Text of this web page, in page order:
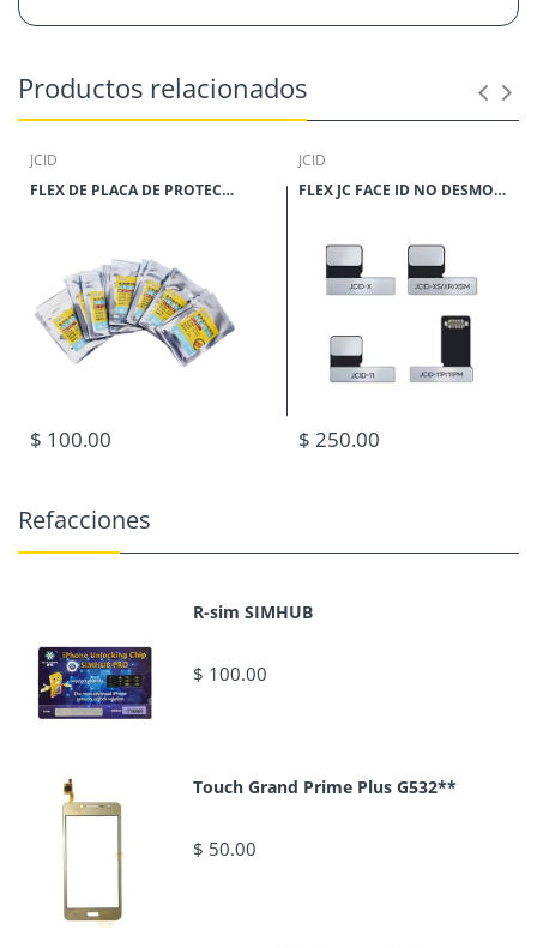
Productos relacionados
JCID
FLEX DE PLACA DE PROTECCION DE BATERIA 0 CICLOS
$ 100.00
JCID
FLEX JC FACE ID NO DESMONTABLE
$ 250.00
Refacciones
R-sim SIMHUB
$ 100.00
Touch Grand Prime Plus G532**
$ 50.00